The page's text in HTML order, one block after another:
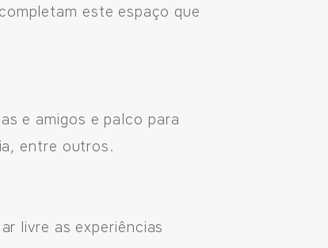
este espaço que
e amigos e palco para
entre outros.
livre as experiências